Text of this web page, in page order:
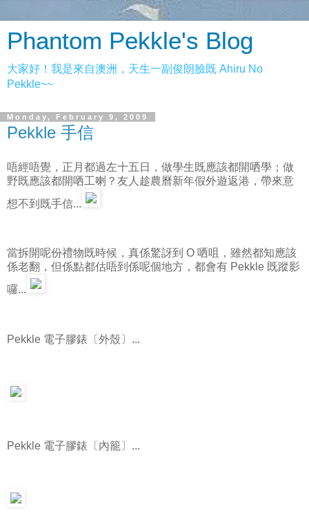
Phantom Pekkle's Blog
大家好！我是來自澳洲，天生一副俊朗臉既 Ahiru No
Pekkle~~
Monday, February 9, 2009
Pekkle 手信
唔經唔覺，正月都過左十五日，做學生既應該都開哂學；做
野既應該都開哂工喇？友人趁農曆新年假外遊返港，帶來意
想不到既手信...
當拆開呢份禮物既時候，真係驚訝到 O 哂咀，雖然都知應該
係老翻，但係點都估唔到係呢個地方，都會有 Pekkle 既蹤影
囉...
Pekkle 電子膠錶〔外殼〕...
Pekkle 電子膠錶〔內籠〕...